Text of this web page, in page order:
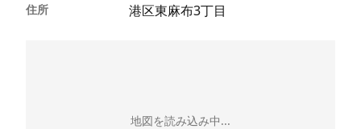
住所 港区東麻布3丁目
地図を読み込み中...